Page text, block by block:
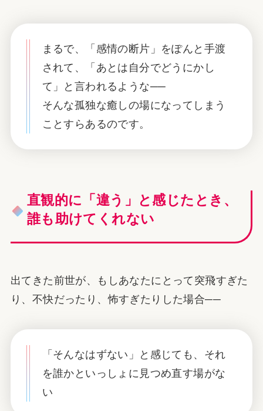
まるで、「感情の断片」をぽんと手渡
されて、「あとは自分でどうにかし
て」と言われるような──
そんな孤独な癒しの場になってしまう
ことすらあるのです。
直観的に「違う」と感じたとき、
誰も助けてくれない
出てきた前世が、もしあなたにとって突飛すぎた
り、不快だったり、怖すぎたりした場合──
「そんなはずない」と感じても、それ
を誰かといっしょに見つめ直す場がな
い